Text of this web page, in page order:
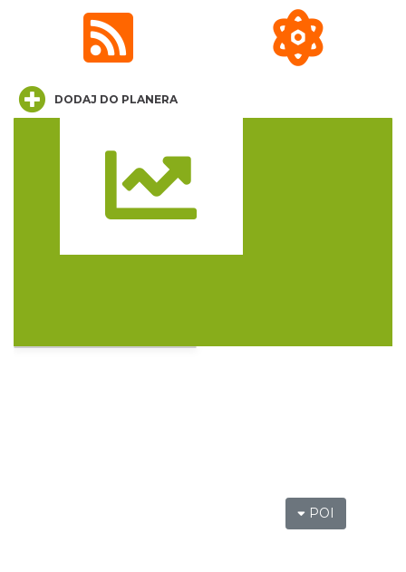
Henryk Miśkiewicz – 75 lat Mistrza i Goście
Katowice
2026-10-18
0.24 km
CO, GDZIE, KIEDY W KATOWICACH 10-
DODAJ DO PLANERA
POI